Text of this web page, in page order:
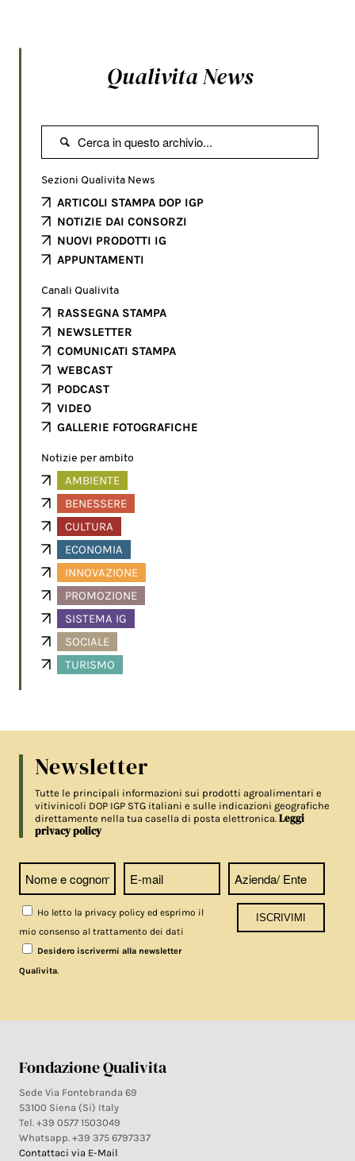
Qualivita News

Sezioni Qualivita News
ARTICOLI STAMPA DOP IGP
NOTIZIE DAI CONSORZI
NUOVI PRODOTTI IG
APPUNTAMENTI
Canali Qualivita
RASSEGNA STAMPA
NEWSLETTER
COMUNICATI STAMPA
WEBCAST
PODCAST
VIDEO
GALLERIE FOTOGRAFICHE
Notizie per ambito
AMBIENTE
BENESSERE
CULTURA
ECONOMIA
INNOVAZIONE
PROMOZIONE
SISTEMA IG
SOCIALE
TURISMO
Newsletter
Tutte le principali informazioni sui prodotti agroalimentari e
vitivinicoli DOP IGP STG italiani e sulle indicazioni geografiche
direttamente nella tua casella di posta elettronica.Leggi
privacy policy
Ho letto la privacy policy ed esprimo il
mio consenso al trattamento dei dati
Desidero iscrivermi alla newsletter
Qualivita.
Fondazione Qualivita
Sede Via Fontebranda 69
53100 Siena (Si) Italy
Tel. +39 0577 1503049
Whatsapp. +39 375 6797337
Contattaci via E-Mail